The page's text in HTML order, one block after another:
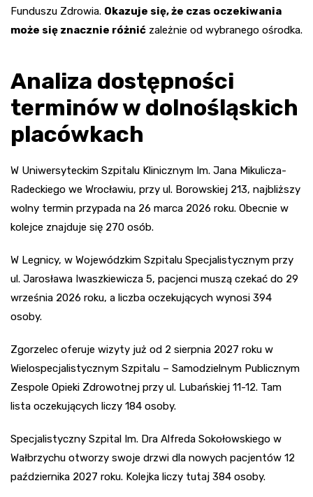
Funduszu Zdrowia. Okazuje się, że czas oczekiwania
może się znacznie różnić zależnie od wybranego ośrodka.
Analiza dostępności
terminów w dolnośląskich
placówkach
W Uniwersyteckim Szpitalu Klinicznym Im. Jana Mikulicza-
Radeckiego we Wrocławiu, przy ul. Borowskiej 213, najbliższy
wolny termin przypada na 26 marca 2026 roku. Obecnie w
kolejce znajduje się 270 osób.
W Legnicy, w Wojewódzkim Szpitalu Specjalistycznym przy
ul. Jarosława Iwaszkiewicza 5, pacjenci muszą czekać do 29
września 2026 roku, a liczba oczekujących wynosi 394
osoby.
Zgorzelec oferuje wizyty już od 2 sierpnia 2027 roku w
Wielospecjalistycznym Szpitalu – Samodzielnym Publicznym
Zespole Opieki Zdrowotnej przy ul. Lubańskiej 11-12. Tam
lista oczekujących liczy 184 osoby.
Specjalistyczny Szpital Im. Dra Alfreda Sokołowskiego w
Wałbrzychu otworzy swoje drzwi dla nowych pacjentów 12
października 2027 roku. Kolejka liczy tutaj 384 osoby.